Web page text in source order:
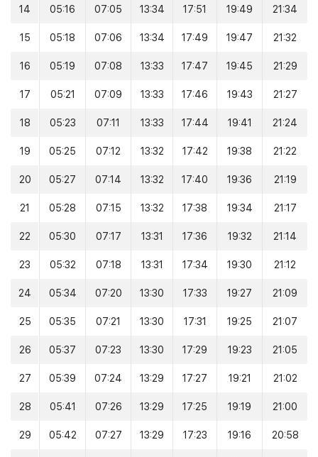
14 05:16 07:05 13:34 17:51 19:49 21:34
15 05:18 07:06 13:34 17:49 19:47 21:32
16 05:19 07:08 13:33 17:47 19:45 21:29
17 05:21 07:09 13:33 17:46 19:43 21:27
18 05:23 07:11 13:33 17:44 19:41 21:24
19 05:25 07:12 13:32 17:42 19:38 21:22
20 05:27 07:14 13:32 17:40 19:36 21:19
21 05:28 07:15 13:32 17:38 19:34 21:17
22 05:30 07:17 13:31 17:36 19:32 21:14
23 05:32 07:18 13:31 17:34 19:30 21:12
24 05:34 07:20 13:30 17:33 19:27 21:09
25 05:35 07:21 13:30 17:31 19:25 21:07
26 05:37 07:23 13:30 17:29 19:23 21:05
27 05:39 07:24 13:29 17:27 19:21 21:02
28 05:41 07:26 13:29 17:25 19:19 21:00
29 05:42 07:27 13:29 17:23 19:16 20:58